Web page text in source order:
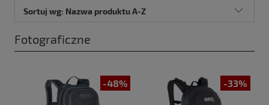
Fotograficzne
Sortuj wg: Nazwa produktu A-Z
-48% -33%